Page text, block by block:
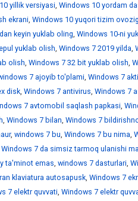
yillik versiyasi, Windows 10 yordam
ekrani, Windows 10 yuqori tizim
keyin yuklab oling, Windows 10-ni
yuklab olish, Windows 7 2019 yilda,
olish, Windows 7 32 bit yuklab olish,
7 ajoyib to'plami, Windows 7
disk, Windows 7 antivirus, Windows 7
7 avtomobil saqlash papkasi,
, Windows 7 bilan, Windows 7
, windows 7 bu, Windows 7 bu nima,
Windows 7 da simsiz tarmoq ulanishi
ta'minot emas, windows 7 dasturlari,
klaviatura autosapusk, Windows 7
7 elektr quvvati, Windows 7 elektr